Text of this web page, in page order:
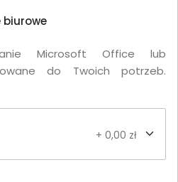
Microsoft Office lub
do Twoich potrzeb.
+ 0,00 zł